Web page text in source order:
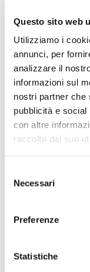
Questo sito web
Utilizziamo i
annunci, per
analizzare il
informazioni sul
nostri partner che
pubblicità e
con altre
raccolto dal suo
delNecessari
Preferenze
Statistiche
Vai
all'inizio
della
galleria
di
immagini
SKU GUCO54
GRIGIO
Taglie: da 6 a 11
CONTATTACI
MAGGIORI